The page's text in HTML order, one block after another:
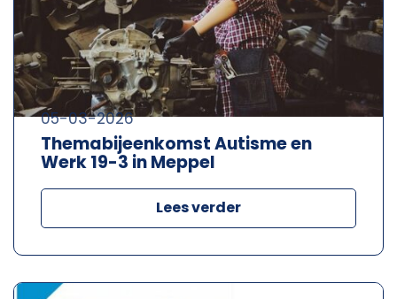
Themabijeenkomst Autisme en
Werk 19-3 in Meppel
05-03-2026
Lees verder